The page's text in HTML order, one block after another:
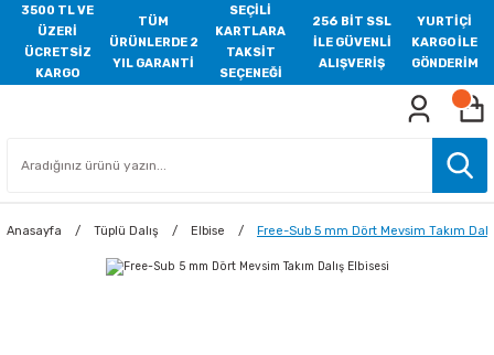
3500 TL VE
ÜZERİ
ÜCRETSİZ
KARGO
TÜM
ÜRÜNLERDE 2
YIL GARANTİ
SEÇİLİ
KARTLARA
TAKSİT
SEÇENEĞİ
256 BİT SSL
İLE GÜVENLİ
ALIŞVERİŞ
YURTİÇİ
KARGO İLE
GÖNDERİM
Anasayfa Tüplü Dalış Elbise Free-Sub 5 mm Dört Mevsim Takım